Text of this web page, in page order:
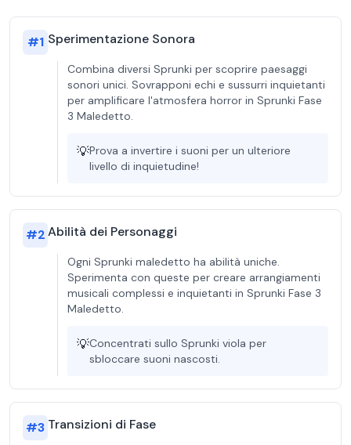
#1 Sperimentazione Sonora
Combina diversi Sprunki per scoprire paesaggi
sonori unici. Sovrapponi echi e sussurri inquietanti
per amplificare l'atmosfera horror in Sprunki Fase
3 Maledetto.
💡Prova a invertire i suoni per un ulteriore
livello di inquietudine!
#2Abilità dei Personaggi
Ogni Sprunki maledetto ha abilità uniche.
Sperimenta con queste per creare arrangiamenti
musicali complessi e inquietanti in Sprunki Fase 3
Maledetto.
💡Concentrati sullo Sprunki viola per
sbloccare suoni nascosti.
#3 Transizioni di Fase